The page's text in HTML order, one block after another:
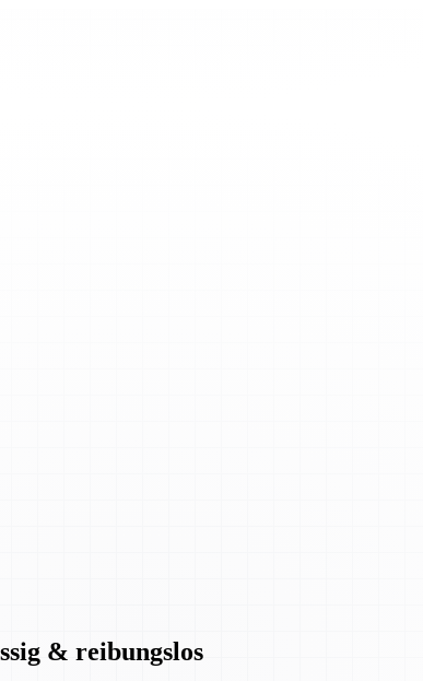
& reibungslos